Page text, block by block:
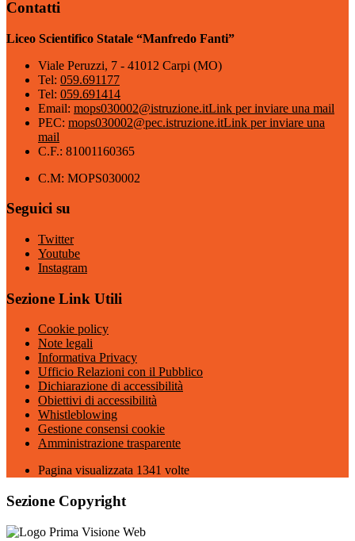
Contatti
Liceo Scientifico Statale “Manfredo Fanti”
Viale Peruzzi, 7 - 41012 Carpi (MO)
Tel: 059.691177
Tel: 059.691414
Email: mops030002@istruzione.itLink per inviare una mail
PEC: mops030002@pec.istruzione.itLink per inviare una
mail
C.F.: 81001160365
C.M: MOPS030002
Seguici su
Twitter
Youtube
Instagram
Sezione Link Utili
Cookie policy
Note legali
Informativa Privacy
Ufficio Relazioni con il Pubblico
Dichiarazione di accessibilità
Obiettivi di accessibilità
Whistleblowing
Gestione consensi cookie
Amministrazione trasparente
Pagina visualizzata 1341 volte
Sezione Copyright